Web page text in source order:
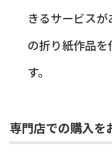
きるサービス
の折り紙作品
す。
専門店での購入を